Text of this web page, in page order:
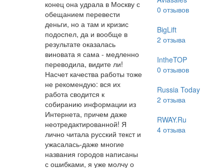
конец она удрала в Москву с
обещанием перевести
деньги, но а там и кризис
подоспел, да и вообще в
результате оказалась
виновата я сама - медленно
переводила, видите ли!
Насчет качества работы тоже
не рекомендую: вся их
работа сводится к
собиранию информации из
Интернета, причем даже
неотредактированной! Я
лично читала русский текст и
ужасалась-даже многие
названия городов написаны
с ошибками, я уже молчу о
0 отзывов
BigLift
2 отзыва
IntheTOP
0 отзывов
Russia Today
2 отзыва
RWAY.Ru
4отзыва